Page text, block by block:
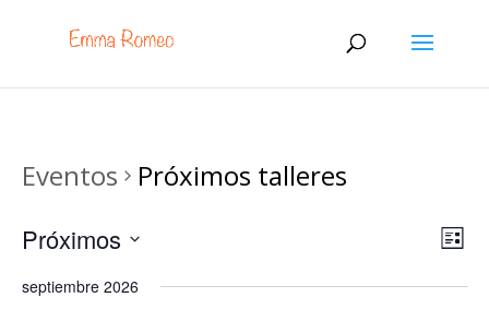
Eventos Próximos talleres
de
Lista
Próximos
fecha.
septiembre 2026